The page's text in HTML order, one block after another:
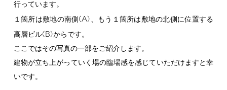
行っています。
１箇所は敷地の南側(A)、もう１箇所は敷地の北側に位置する
高層ビル(B)からです。
ここではその写真の一部をご紹介します。
建物が立ち上がっていく場の臨場感を感じていただけますと幸
いです。